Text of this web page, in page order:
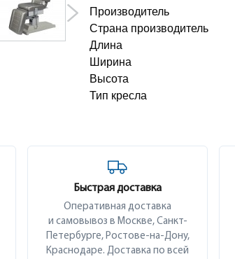
Производитель
Страна производитель
Длина
Ширина
Высота
Тип кресла
Быстрая доставка
Оперативная доставка
и самовывоз в Москве, Санкт-
Петербурге, Ростове-на-Дону,
Краснодаре. Доставка по всей